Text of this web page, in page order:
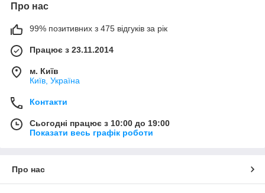
Про нас
99% позитивних з 475 відгуків за рік
Працює з 23.11.2014
м. Київ
Київ, Україна
Контакти
Сьогодні працює з 10:00 до 19:00
Показати весь графік роботи
Про нас